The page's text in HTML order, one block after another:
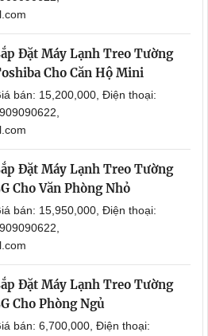
Đặt Máy Lạnh Treo Tường
Cho Căn Hộ Mini
bán: 15,200,000, Điện thoại:
Đặt Máy Lạnh Treo Tường
Cho Văn Phòng Nhỏ
bán: 15,950,000, Điện thoại:
Đặt Máy Lạnh Treo Tường
Cho Phòng Ngủ
bán: 6,700,000, Điện thoại: